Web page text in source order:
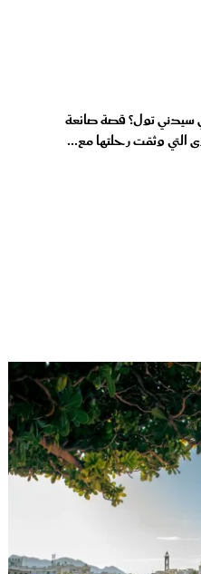
تول؟ قصة صانعة
التي وثقت رحلتها مع...